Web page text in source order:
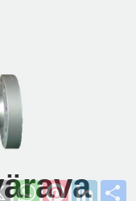
X WhatsAppPinterest